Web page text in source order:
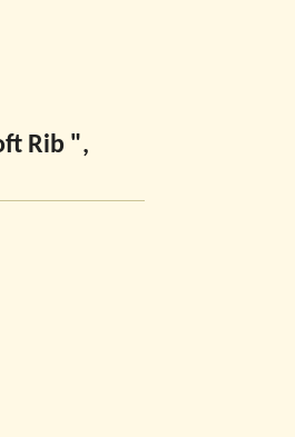
Rib ",